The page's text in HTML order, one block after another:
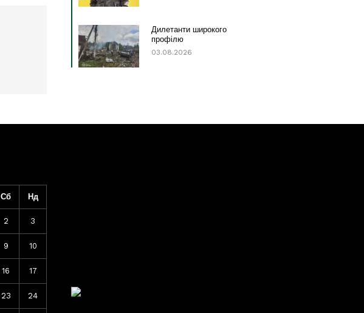
Дилетанти широкого
профілю
03.08.2026
Сб Нд
2 3
9 10
16 17
23 24